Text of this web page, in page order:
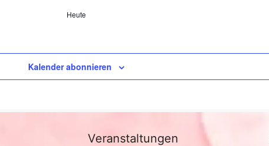
Heute
Kalender abonnieren
Veranstaltungen